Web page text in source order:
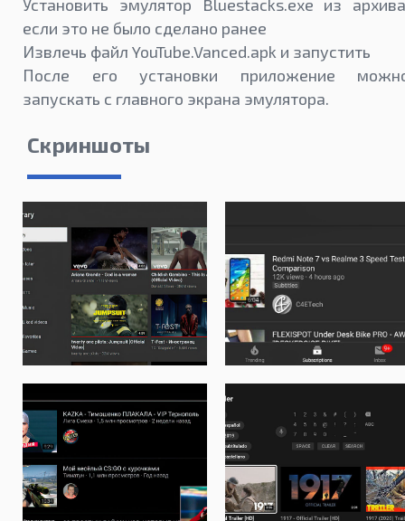
Установить эмулятор Bluestacks.exe из
если это не было сделано ранее
Извлечь файл YouTube.Vanced.apk и запустить
После его установки приложение
запускать с главного экрана эмулятора.
Скриншоты